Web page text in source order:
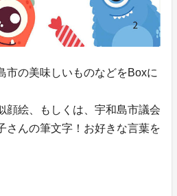
市の美味しいものなどをBoxに
顔絵、もしくは、宇和島市議会
さんの筆文字！お好きな言葉を